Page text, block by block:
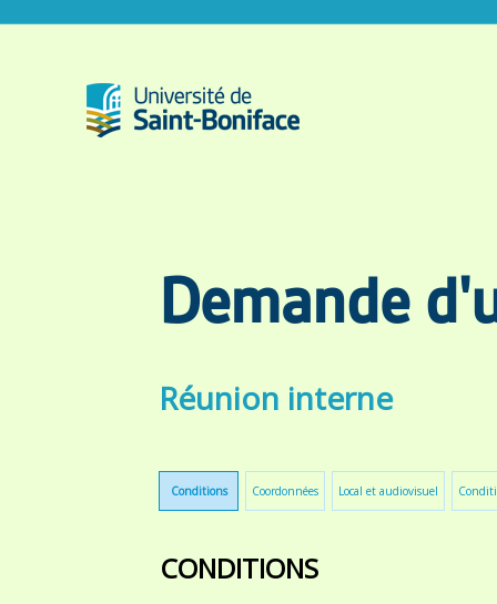
Demande
Réunion interne
Conditions Coordonnées Local et audiovisuel
CONDITIONS